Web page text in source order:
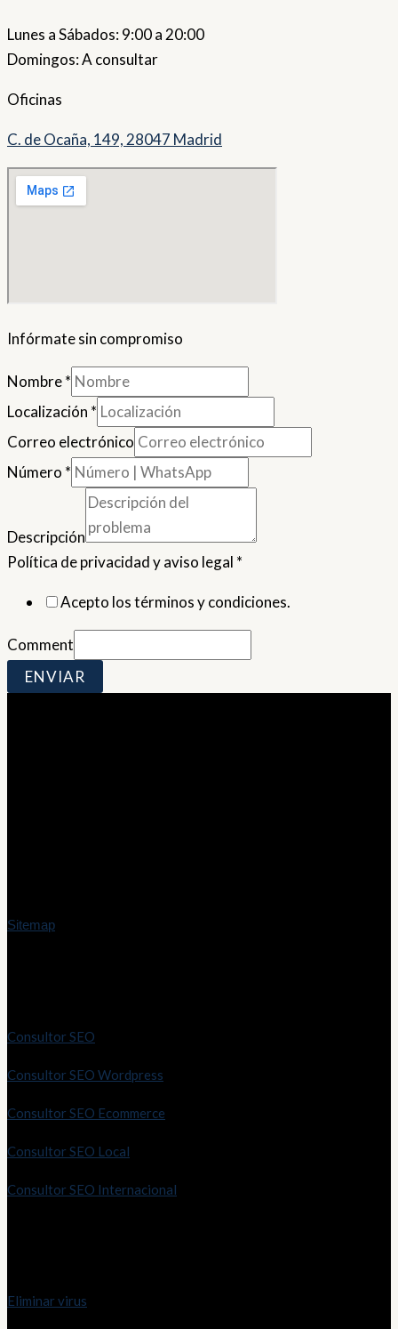
Lunes a Sábados: 9:00 a 20:00
Domingos: A consultar
Oficinas
C. de Ocaña, 149, 28047 Madrid
Infórmate sin compromiso
Nombre*
Localización *
Correo electrónico
Número *
Descripción
Política de privacidad y aviso legal *
Acepto los términos y condiciones.
Comment
ENVIAR
Sitemap
Consultor SEO
Consultor SEO Wordpress
Consultor SEO Ecommerce
Consultor SEO Local
Consultor SEO Internacional
Eliminar virus